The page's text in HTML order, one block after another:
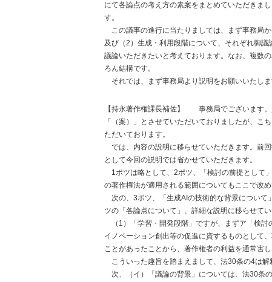
にて各論点の考え方の素案をまとめていただきま
す。
この議事の進行に当たりましては、まず事務局
及び（2）生成・利用段階について、それぞれ御
議論いただきたいと考えております。なお、複数
ろん結構です。
それでは、まず事務局より説明をお願いいたしま
【持永著作権課長補佐】
事務局でございます
「（案）」とさせていただいておりましたが、こ
ただいております。
では、内容の説明に移らせていただきます。前
として今回の説明では省かせていただきます。
1ポツは略として、2ポツ、「検討の前提として
の著作権法が適用される範囲についてもここで改
次の、3ポツ、「生成AIの技術的な背景につい
ツの「各論点について」、詳細な説明に移らせてい
（1）「学習・開発段階」ですが、まずア「検
イノベーション創出等の促進に資するものとして
ことがあったことから、著作権者の利益を通常害
こういった趣旨を踏まえまして、法30条の4は解
次、（イ）「議論の背景」については、法30条